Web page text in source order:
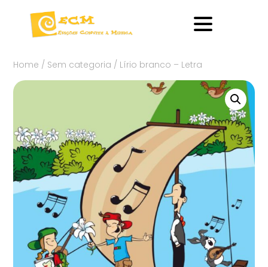
Home / Sem categoria / Lírio branco – Letra